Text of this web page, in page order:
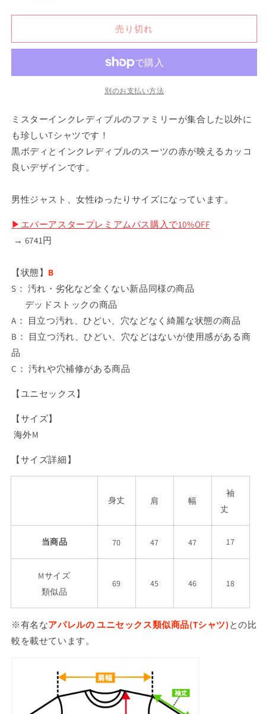
売り切れ
別のお支払い方法
ミスターインクレディブルのファミリーが集合した以外に
も珍しいTシャツです！
黒ボディとインクレディブルのスーツの赤が映えるカッコ
良いデザインです。
男性ジャスト、女性ゆったりサイズになっています。
▶︎エバーアスタープレミアムパス購入で10%OFF
→ 6741円
【状態】 B
S： 汚れ・劣化など全くない新品同様の商品
デッドストックの商品
A： 目立つ汚れ、ひどい、穴などなく綺麗な状態の商品
B： 目立つ汚れ、ひどい、穴などはないが使用感がある商
品
C： 汚れや穴補修がある商品
【ユニセックス】
【サイズ】
海外M
【サイズ詳細】
身丈 肩 幅
袖
丈
当商品 70 47 47 17
Mサイズ
類似品
69 45 46 18
※有名なアパレルの ユニセックス類似商品(Tシャツ) との比
較を載せています。